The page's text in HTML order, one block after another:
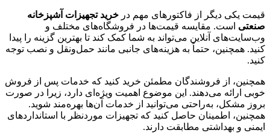
قیمت یکی دیگر از فاکتورهای مهم در خرید تجهیزات آشپزخانه
صنعتی است. مقایسه قیمت‌ها در فروشگاه‌های مختلف و
وب‌سایت‌های آنلاین می‌تواند به شما کمک کند تا بهترین گزینه را پیدا
کنید. همچنین، حتماً به هزینه‌های جانبی مانند حمل‌ونقل و نصب توجه
کنید.
همچنین، از فروشندگان مطمئن خرید کنید که خدمات پس از فروش
خوبی ارائه می‌دهند. این موضوع اهمیت ویژه‌ای دارد، زیرا در صورت
بروز مشکل، به‌راحتی می‌توانید از خدمات آن‌ها بهره‌مند شوید.
همچنین، اطمینان حاصل کنید که تجهیزات موردنظر با استانداردهای
ایمنی و بهداشتی مطابقت دارند.